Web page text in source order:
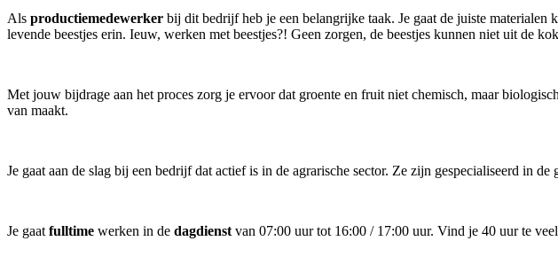
Als productiemedewerker bij dit bedrijf heb je een belangrijke taak. Je gaat de juiste
levende beestjes erin. Ieuw, werken met beestjes?! Geen zorgen, de beestjes kunnen niet uit de
Met jouw bijdrage aan het proces zorg je ervoor dat groente en fruit niet chemisch, maar
van maakt.
Je gaat aan de slag bij een bedrijf dat actief is in de agrarische sector. Ze zijn gespecialiseerd in
Je gaat fulltime werken in de dagdienst van 07:00 uur tot 16:00 / 17:00 uur. Vind je 40 uur te